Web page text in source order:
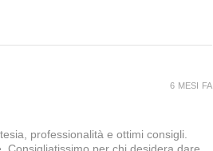
professionalità e ottimi consigli.
Consigliatissimo per chi desidera dare
6 MESI FA